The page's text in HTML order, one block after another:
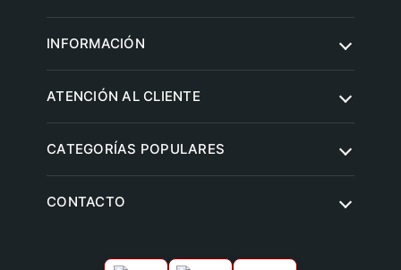
ATENCIÓN AL CLIENTE
Envíos y entregas
INFORMACIÓN
Aviso legal
CATEGORÍAS POPULARES
Climatización y ventilación
CONTACTO